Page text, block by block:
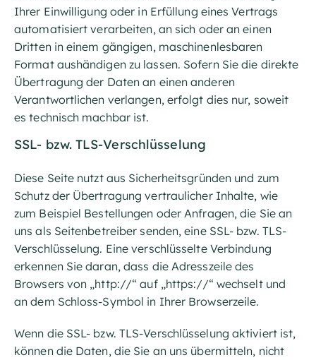
Ihrer Einwilligung oder in Erfüllung eines Vertrags
automatisiert verarbeiten, an sich oder an einen
Dritten in einem gängigen, maschinenlesbaren
Format aushändigen zu lassen. Sofern Sie die direkte
Übertragung der Daten an einen anderen
Verantwortlichen verlangen, erfolgt dies nur, soweit
es technisch machbar ist.
SSL- bzw. TLS-Verschlüsselung
Diese Seite nutzt aus Sicherheitsgründen und zum
Schutz der Übertragung vertraulicher Inhalte, wie
zum Beispiel Bestellungen oder Anfragen, die Sie an
uns als Seitenbetreiber senden, eine SSL- bzw. TLS-
Verschlüsselung. Eine verschlüsselte Verbindung
erkennen Sie daran, dass die Adresszeile des
Browsers von „http://“ auf „https://“ wechselt und
an dem Schloss-Symbol in Ihrer Browserzeile.
Wenn die SSL- bzw. TLS-Verschlüsselung aktiviert ist,
können die Daten, die Sie an uns übermitteln, nicht